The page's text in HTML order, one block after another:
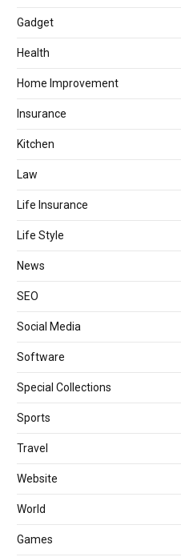
Gadget
Health
Home Improvement
Insurance
Kitchen
Law
Life Insurance
Life Style
News
SEO
Social Media
Software
Special Collections
Sports
Travel
Website
World
Games